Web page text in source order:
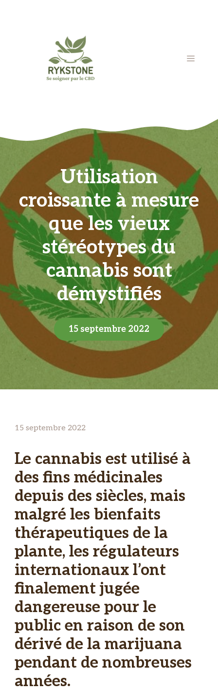
MENU
Utilisation
croissante à mesure
que les vieux
stéréotypes du
cannabis sont
démystifiés
15 septembre 2022
15 septembre 2022
Le cannabis est utilisé à
des fins médicinales
depuis des siècles, mais
malgré les bienfaits
thérapeutiques de la
plante, les régulateurs
internationaux l’ont
finalement jugée
dangereuse pour le
public en raison de son
dérivé de la marijuana
pendant de nombreuses
années.